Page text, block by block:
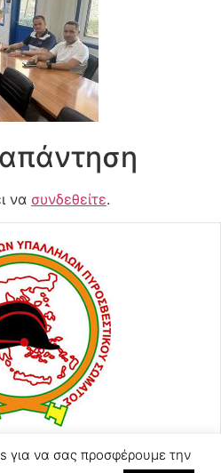
να συνδεθείτε.
57
για να σας προσφέρουμε την